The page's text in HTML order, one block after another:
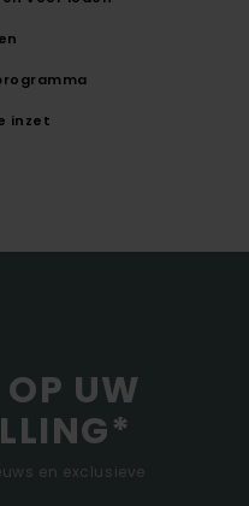
inzet
UW
en exclusieve